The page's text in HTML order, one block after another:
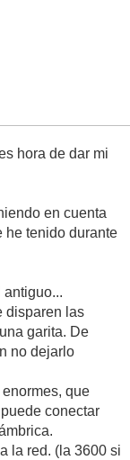
hora de dar mi
en cuenta
he tenido durante
antiguo...
disparen las
garita. De
no dejarlo
que
conectar
la red. (la 3600 si